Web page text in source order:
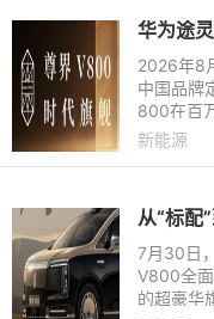
2026年8
中国品牌
800在百
800与尊
新能源
7月30日
V800全
的超豪华